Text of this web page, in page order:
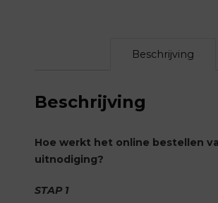
Beschrijving
Beschrijving
Hoe werkt het online bestellen
uitnodiging?
STAP 1